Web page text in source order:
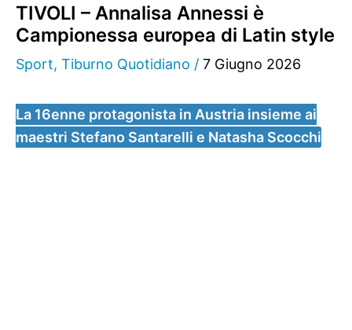
TIVOLI – Annalisa Annessi è
Campionessa europea di Latin style
Sport, Tiburno Quotidiano / 7 Giugno 2026
La 16enne protagonista in Austria insieme ai
maestri Stefano Santarelli e Natasha Scocchi